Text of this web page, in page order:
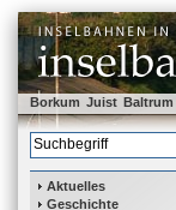
Borkum Juist Baltrum
Aktuelles
Geschichte